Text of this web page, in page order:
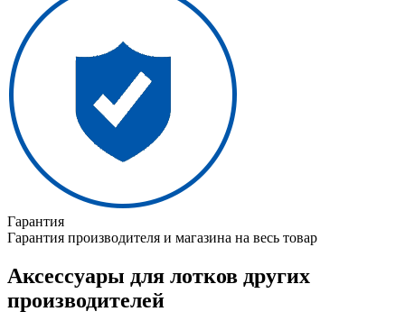
Гарантия
Гарантия производителя и магазина на весь товар
Аксессуары для лотков других
производителей